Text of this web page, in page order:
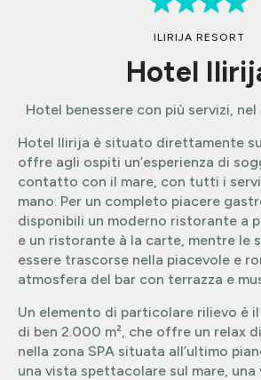
ILIRIJA RESORT
Hotel
Hotel benessere con più servizi,
Hotel Ilirija è situato direttamente
offre agli ospiti un’esperienza di
contatto con il mare, con tutti i
mano. Per un completo piacere
disponibili un moderno ristorante a
e un ristorante à la carte, mentre le
essere trascorse nella piacevole e
atmosfera del bar con terrazza e
Un elemento di particolare rilievo è
di ben 2.000 m², che offre un relax
nella zona SPA situata all’ultimo
una vista spettacolare sul mare, una